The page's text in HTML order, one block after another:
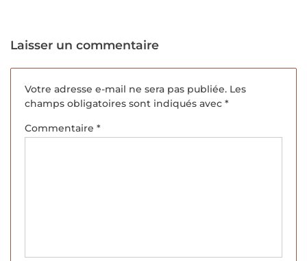
Laisser un commentaire
Votre adresse e-mail ne sera pas publiée. Les
champs obligatoires sont indiqués avec *
Commentaire *